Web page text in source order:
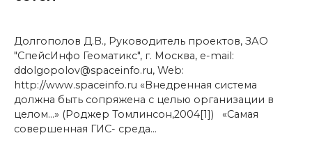
Долгополов Д.В., Руководитель проектов, ЗАО
"СпейсИнфо Геоматикс", г. Москва, e-mail:
ddolgopolov@spaceinfo.ru, Web:
http://www.spaceinfo.ru «Внедренная система
должна быть сопряжена с целью организации в
целом…» (Роджер Томлинсон,2004[1]) «Самая
совершенная ГИС- среда…